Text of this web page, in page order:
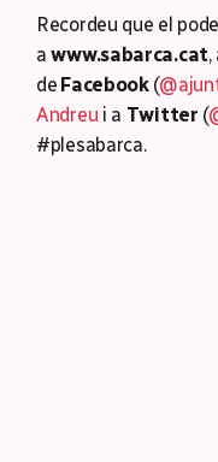
Recordeu que el
awww.sabarca.cat,
de Facebook(
Andreui a Twitter (
#plesabarca.